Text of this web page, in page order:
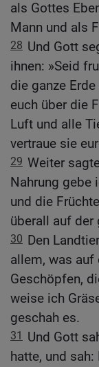
als Gottes
Mann und als
28 Und Gott
ihnen: »Seid
die ganze
euch über die
Luft und alle
vertraue sie
29 Weiter
Nahrung gebe
und die
überall auf der
30 Den
allem, was auf
Geschöpfen,
weise ich
geschah es.
31
Und Gott
hatte, und